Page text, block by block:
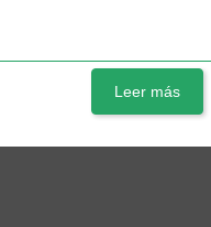
Leer más